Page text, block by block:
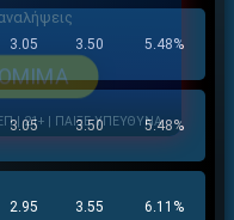
3.05 3.50 5.48%
3.05 3.50 5.48%
2.95 3.55 6.11%
| 21+ | ΠΑΙΞΕ ΥΠΕΥΘΥΝΑ